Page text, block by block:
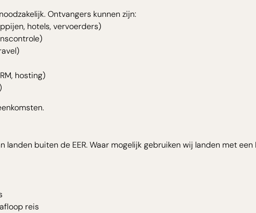
Ontvangers kunnen zijn:
hotels, vervoerders)
hosting)
landen buiten de EER. Waar mogelijk gebruiken wij landen met
reis